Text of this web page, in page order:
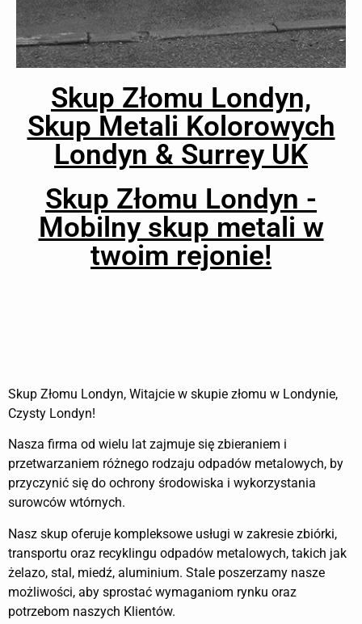
SKUP
ZŁOMU
LONDYN
Skup Złomu Londyn,
Skup Metali Kolorowych
Londyn & Surrey UK
Skup Złomu Londyn -
Mobilny skup metali w
twoim rejonie!
Skup Złomu Londyn, Witajcie w skupie złomu w Londynie,
Czysty Londyn!
Nasza firma od wielu lat zajmuje się zbieraniem i
przetwarzaniem różnego rodzaju odpadów metalowych, by
przyczynić się do ochrony środowiska i wykorzystania
surowców wtórnych.
Nasz skup oferuje kompleksowe usługi w zakresie zbiórki,
transportu oraz recyklingu odpadów metalowych, takich jak
żelazo, stal, miedź, aluminium. Stale poszerzamy nasze
możliwości, aby sprostać wymaganiom rynku oraz
potrzebom naszych Klientów.